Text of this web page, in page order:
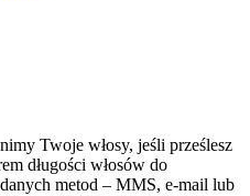
Twoje włosy, jeśli prześlesz
długości włosów do
metod – MMS, e-mail lub